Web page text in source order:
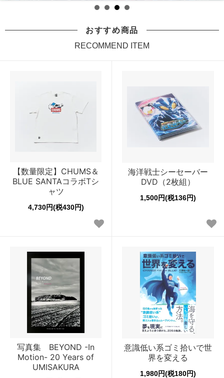
おすすめ商品
RECOMMEND ITEM
【数量限定】CHUMS＆
BLUE SANTAコラボTシ
ャツ
4,730円(税430円)
海洋戦士シーセーバー
DVD（2枚組）
1,500円(税136円)
写真集 BEYOND -In
Motion- 20 Years of
UMISAKURA
意識低い系ゴミ拾いで世
界を変える
1,980円(税180円)